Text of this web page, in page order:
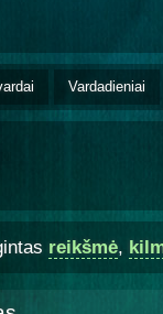
Vardadieniai
reikšmė,